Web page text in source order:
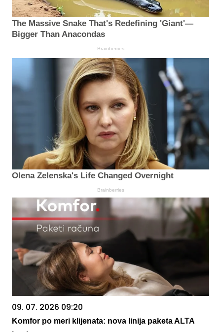
The Massive Snake That's Redefining 'Giant'—
Bigger Than Anacondas
Brainberries
Olena Zelenska's Life Changed Overnight
Brainberries
09. 07. 2026 09:20
Komfor po meri klijenata: nova linija paketa ALTA